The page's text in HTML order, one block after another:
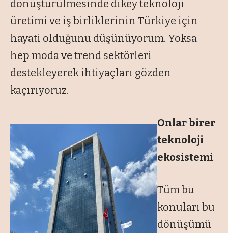
dönüştürülmesinde dikey teknoloji
üretimi ve iş birliklerinin Türkiye için
hayati olduğunu düşünüyorum. Yoksa
hep moda ve trend sektörleri
destekleyerek ihtiyaçları gözden
kaçırıyoruz.
Onlar birer
teknoloji
ekosistemi
Tüm bu
konuları bu
dönüşümü